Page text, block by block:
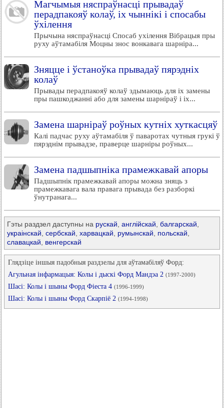
Магчымыя няспраўнасці прывадаў
перадпакояў колаў, іх чыннікі і спосабы
ўхілення
Прычына няспраўнасці Спосаб ухілення Вібрацыя пры
руху аўтамабіля Моцны знос вонкавага шарніра...
Зняцце і ўстаноўка прывадаў пярэдніх
колаў
Прывады перадпакояў колаў здымаюць для іх замены
пры пашкоджанні або для замены шарніраў і іх...
Замена шарніраў роўных кутніх хуткасцяў
Калі падчас руху аўтамабіля ў паваротах чутныя грукі ў
пярэднім прывадзе, праверце шарніры роўных...
Замена падшыпніка прамежкавай апоры
Падшыпнік прамежкавай апоры можна зняць з
прамежкавага вала правага прывада без разборкі
ўнутранага...
Гэты раздзел даступны на рускай англійскай балгарскай
украінскай сербскай харвацкай румынскай польскай
славацкай
венгерскай
Глядзіце іншыя падобныя раздзелы для аўтамабіляў Форд:
Агульная інфармацыя: Колы і дыскі Форд Мандэа 2 (1997-2000)
Шасі: Колы і шыны Форд Фіеста 4 (1996-1999)
Шасі: Колы і шыны Форд Скарпіё 2 (1994-1998)